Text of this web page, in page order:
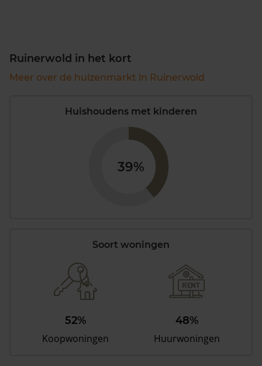
Ruinerwold in het kort
Meer over de huizenmarkt in Ruinerwold
Huishoudens met kinderen
39%
Soort woningen
52%
Koopwoningen
48%
Huurwoningen